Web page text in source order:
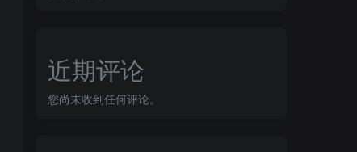
近期评论
您尚未收到任何评论。